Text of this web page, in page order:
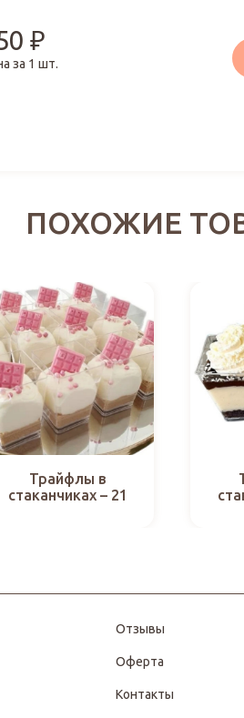
₽
за 1 шт.
ПОХОЖИЕ
Трайфлы в
стаканчиках – 21
Отзывы
Оферта
Контакты